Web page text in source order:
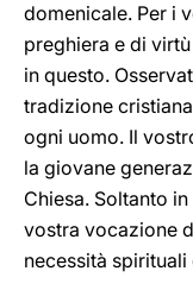
domenicale. Per i
preghiera e di
in questo.
tradizione
ogni uomo. Il
la giovane
Chiesa. Soltanto
vostra vocazione
necessità